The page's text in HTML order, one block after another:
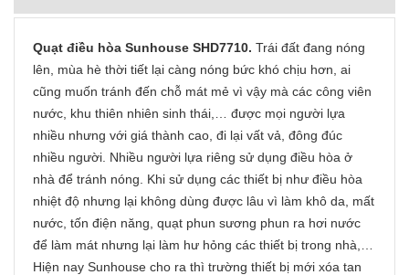
Quạt điều hòa Sunhouse SHD7710. Trái đất đang nóng
lên, mùa hè thời tiết lại càng nóng bức khó chịu hơn, ai
cũng muốn tránh đến chỗ mát mẻ vì vậy mà các công viên
nước, khu thiên nhiên sinh thái,… được mọi người lựa
nhiều nhưng với giá thành cao, đi lại vất vả, đông đúc
nhiều người. Nhiều người lựa riêng sử dụng điều hòa ở
nhà để tránh nóng. Khi sử dụng các thiết bị như điều hòa
nhiệt độ nhưng lại không dùng được lâu vì làm khô da, mất
nước, tốn điện năng, quạt phun sương phun ra hơi nước
để làm mát nhưng lại làm hư hỏng các thiết bị trong nhà,…
Hiện nay Sunhouse cho ra thì trường thiết bị mới xóa tan